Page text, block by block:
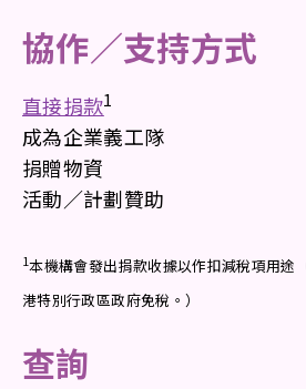
協作／支持方式
直接捐款1
成為企業義工隊
捐贈物資
活動／計劃贊助
1本機構會發出捐款收據以作扣減稅項用途
港特別行政區政府免稅。）
查詢